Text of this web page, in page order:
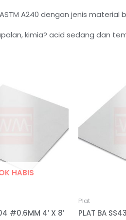
A240 dengan jenis material
kimia? acid sedang dan
HABIS
#0.6MM 4′ X 8′
Plat
PLAT BA